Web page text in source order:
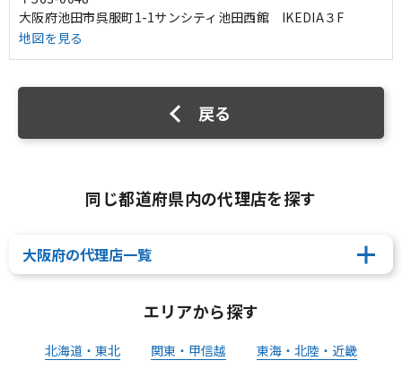
大阪府池田市呉服町1-1サンシティ池田西館 IKEDIA３F
地図を見る
戻る
同じ都道府県内の代理店を探す
大阪府の代理店一覧
エリアから探す
北海道・東北 関東・甲信越 東海・北陸・近畿